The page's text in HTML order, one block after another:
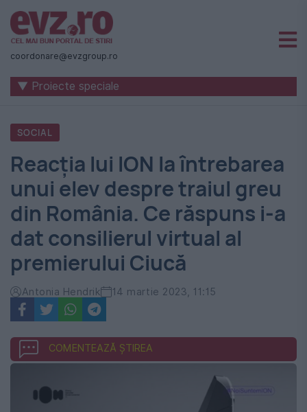
Știri
naționale
internaționale
România
-
Evenimentul
Zilei
coordonare@evzgroup.ro
▼ Proiecte speciale
SOCIAL
Reacția lui ION la întrebarea
unui elev despre traiul greu
din România. Ce răspuns i-a
dat consilierul virtual al
premierului Ciucă
Antonia Hendrik 14 martie 2023, 11:15
COMENTEAZĂ ȘTIREA